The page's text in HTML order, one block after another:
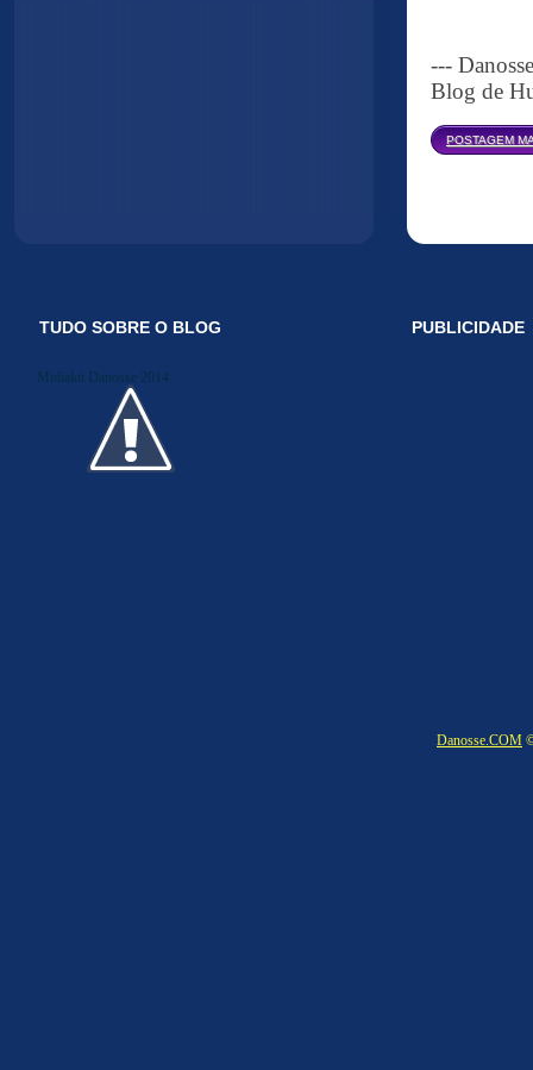
---
Blog de
POSTAGEM
TUDO SOBRE O BLOG
Midiakit Danosse 2014
PUBLICIDADE
Danosse.COM